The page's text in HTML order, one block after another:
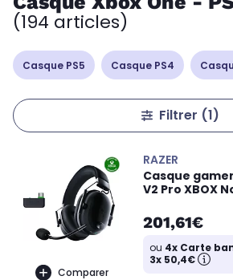
(194 articles)
Casque PS5 Casque PS4
Filtrer (1)
Comparer
RAZER
Casque
V2 Pro XBOX
201,61€
ou 4x Carte
3x 50,4€